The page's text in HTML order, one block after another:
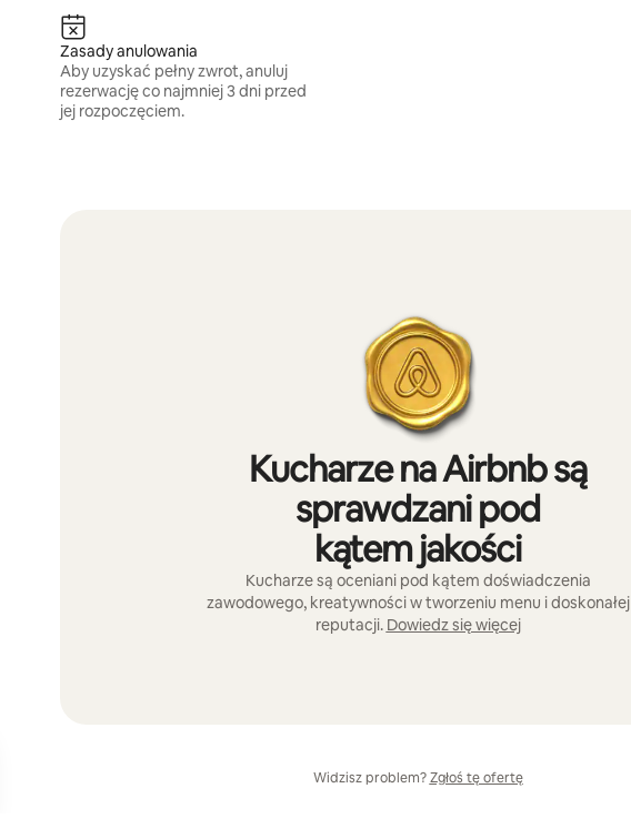
Zasady anulowania
Aby uzyskać pełny zwrot, anuluj
rezerwację co najmniej 3 dni przed
jej rozpoczęciem.
Kucharze na Airbnb są
sprawdzani pod
kątem jakości
Kucharze są oceniani pod kątem doświadczenia
zawodowego, kreatywności w tworzeniu menu i doskonałej
reputacji. Dowiedz się więcej
Widzisz problem? Zgłoś tę ofertę